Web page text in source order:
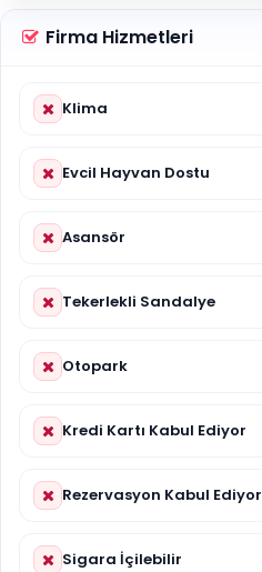
Firma Hizmetleri
Klima
Evcil Hayvan Dostu
Asansör
Tekerlekli Sandalye
Otopark
Kredi Kartı Kabul Ediyor
Rezervasyon Kabul Ediyor
Sigara İçilebilir